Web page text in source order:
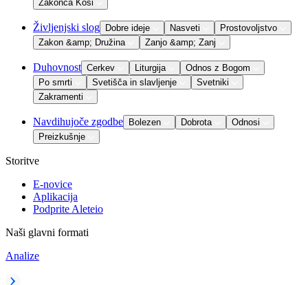
Zakonca Kosi
Življenjski slog Dobre ideje Nasveti
Prostovoljstvo
Zakon &amp; Družina
Zanjo &amp; Zanj
Duhovnost Cerkev Liturgija
Odnos z Bogom
Po smrti
Svetišča in slavljenje
Svetniki
Zakramenti
Navdihujoče zgodbe Bolezen Dobrota
Odnosi
Preizkušnje
Storitve
E-novice
Aplikacija
Podprite Aleteio
Naši glavni formati
Analize